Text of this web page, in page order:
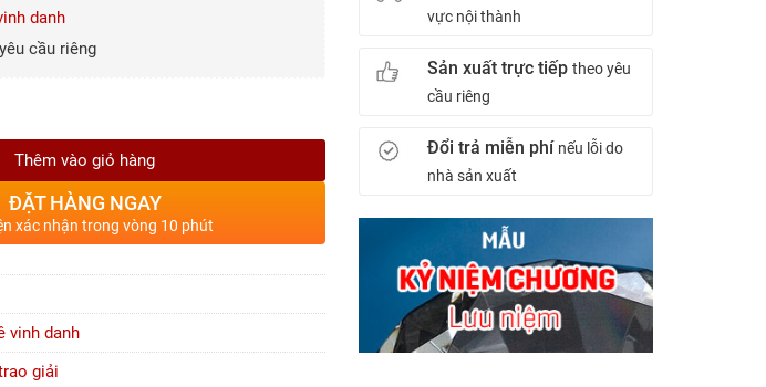
danh
cầu riêng
Thêm vào giỏ hàng
ĐẶT HÀNG NGAY
xác nhận trong vòng 10 phút
vinh danh
giải
vực nội thành
Sản xuất trực tiếptheo yêu
cầu riêng
Đổi trả miễn phí nếu lỗi do
nhà sản xuất